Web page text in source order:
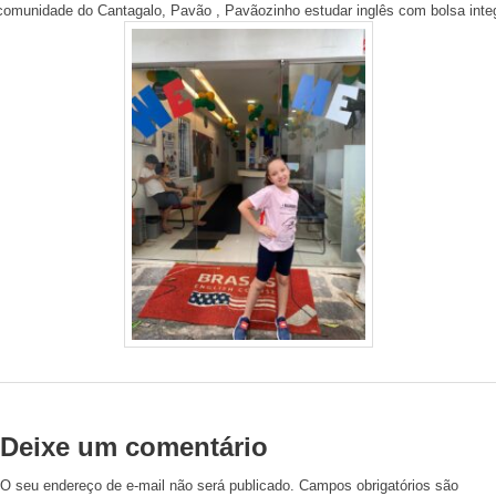
do Cantagalo, Pavão , Pavãozinho estudar inglês com bolsa
Deixe um comentário
O seu endereço de e-mail não será publicado. Campos obrigatórios são